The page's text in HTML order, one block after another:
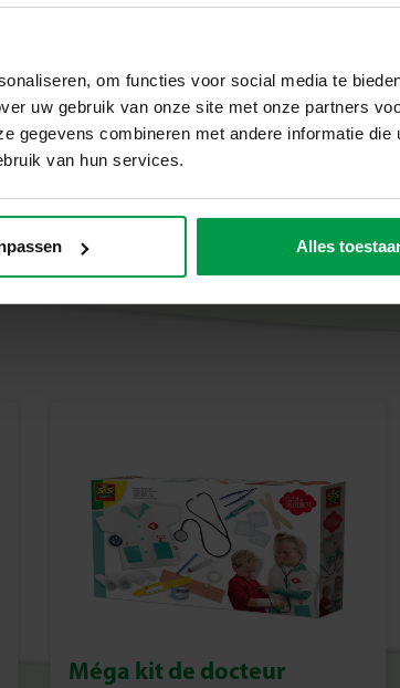
om functies voor social media te
uw gebruik van onze site met onze partners
gegevens combineren met andere informatie die
van hun services.
Alles
testés dans notre usine aux Pays-Bas,
plus strictes. Les jouets SES Creative sont
leur travail, stimulant ainsi leur créativité et leur
Découvrez la magie dans votre jardin !
Creative.
Méga kit de docteur